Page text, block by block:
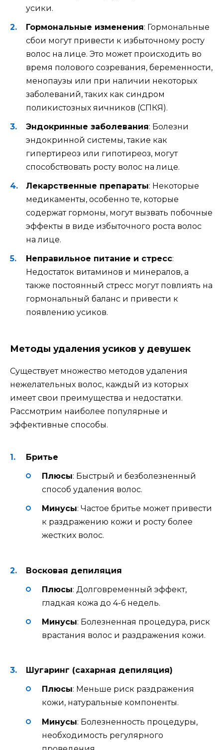
усики.
Гормональные изменения: Гормональные
сбои могут привести к избыточному росту
волос на лице. Это может происходить во
время полового созревания, беременности,
менопаузы или при наличии некоторых
заболеваний, таких как синдром
поликистозных яичников (СПКЯ).
Эндокринные заболевания: Болезни
эндокринной системы, такие как
гипертиреоз или гипотиреоз, могут
способствовать росту волос на лице.
Лекарственные препараты: Некоторые
медикаменты, особенно те, которые
содержат гормоны, могут вызвать побочные
эффекты в виде избыточного роста волос
на лице.
Неправильное питание и стресс:
Недостаток витаминов и минералов, а
также постоянный стресс могут повлиять на
гормональный баланс и привести к
появлению усиков.
Методы удаления усиков у девушек
Существует множество методов удаления
нежелательных волос, каждый из которых
имеет свои преимущества и недостатки.
Рассмотрим наиболее популярные и
эффективные способы.
Бритье
Плюсы: Быстрый и безболезненный
способ удаления волос.
Минусы: Частое бритье может привести
к раздражению кожи и росту более
жестких волос.
Восковая депиляция
Плюсы: Долговременный эффект,
гладкая кожа до 4-6 недель.
Минусы: Болезненная процедура, риск
врастания волос и раздражения кожи.
Шугаринг (сахарная депиляция)
Плюсы: Меньше риск раздражения
кожи, натуральные компоненты.
Минусы: Болезненность процедуры,
необходимость регулярного